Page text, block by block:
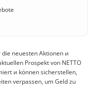
neuesten Aktionen и
Prospekt von NETTO
и können sicherstellen,
verpassen, um Geld zu